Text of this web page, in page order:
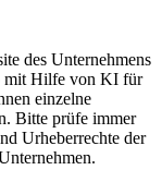
des Unternehmens
mit Hilfe von KI für
einzelne
Bitte prüfe immer
Urheberrechte der